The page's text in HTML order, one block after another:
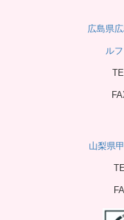
広島県
ル
山梨県